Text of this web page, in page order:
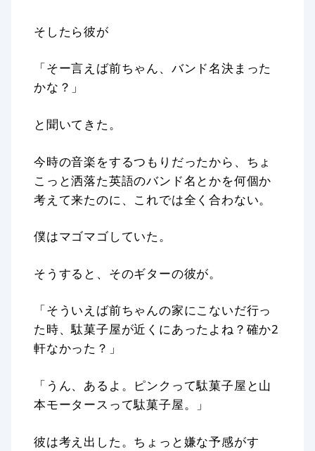
そしたら彼が
「そー言えば前ちゃん、バンド名決まった
かな？」
と聞いてきた。
今時の音楽をするつもりだったから、ちょ
こっと洒落た英語のバンド名とかを何個か
考えて来たのに、これでは全く合わない。
僕はマゴマゴしていた。
そうすると、そのギターの彼が。
「そういえば前ちゃんの家にこないだ行っ
た時、駄菓子屋が近くにあったよね？確か2
軒なかった？」
「うん、あるよ。ピンクって駄菓子屋と山
本モータースって駄菓子屋。」
彼は考え出した。ちょっと嫌な予感がす